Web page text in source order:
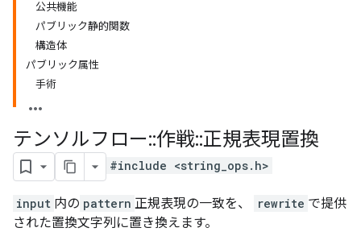
公共機能
パブリック静的関数
構造体
パブリック属性
手術
テンソルフロー::作戦::正規表現置換
#include <string_ops.h>
input 内の pattern 正規表現の一致を、 rewrite で提供
された置換文字列に置き換えます。